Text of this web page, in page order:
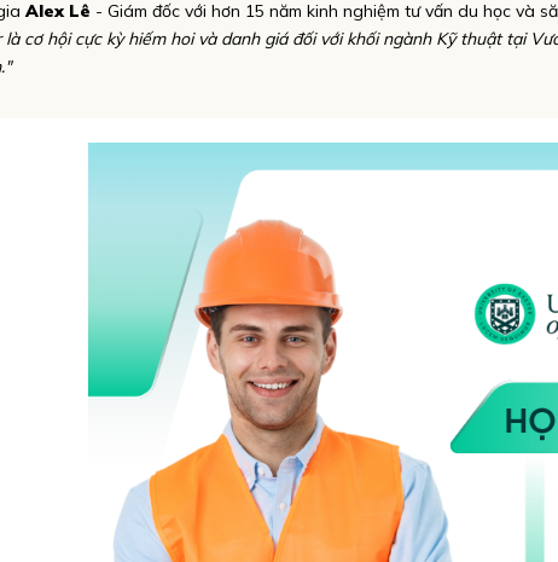
Alex Lê - Giám đốc với hơn 15 năm kinh nghiệm tư vấn du học và
cơ hội cực kỳ hiếm hoi và danh giá đối với khối ngành Kỹ thuật tại